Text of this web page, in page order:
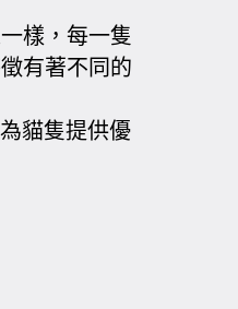
樣，每一隻
有著不同的
貓隻提供優